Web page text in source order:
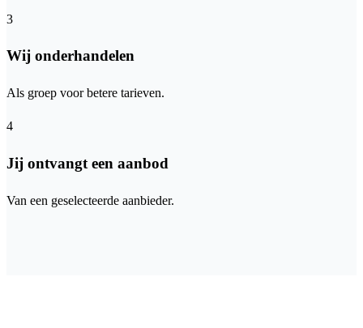
3
Wij onderhandelen
Als groep voor betere tarieven.
4
Jij ontvangt een aanbod
Van een geselecteerde aanbieder.